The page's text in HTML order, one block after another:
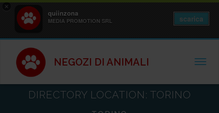
×
quiinzona
MEDIA PROMOTION SRL scarica
NEGOZI DI ANIMALI
DIRECTORY LOCATION: TORINO